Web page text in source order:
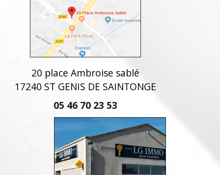
20 place Ambroise sablé
17240 ST GENIS DE SAINTONGE
05 46 70 23 53